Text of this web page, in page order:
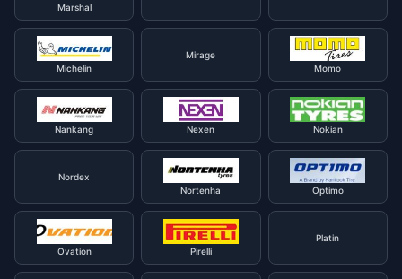
Marshal
Michelin
Mirage
Momo
Nankang Nexen Nokian
Nordex
Nortenha
Optimo
Ovation Pirelli
Platin